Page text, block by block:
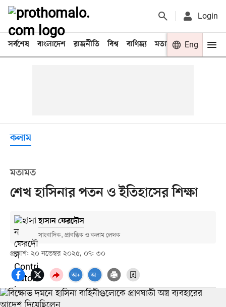
Login
সর্বশেষ বাংলাদেশ রাজনীতি বিশ্ব বাণিজ্য মতামত খেলা
Eng
কলাম
মতামত
শেখ হাসিনার পতন ও ইতিহাসের শিক্ষা
হাসান ফেরদৌস
সাংবাদিক, প্রাবন্ধিক ও কলাম লেখক
প্রকাশ: ২০ নভেম্বর ২০২৫, ০৭: ৩০